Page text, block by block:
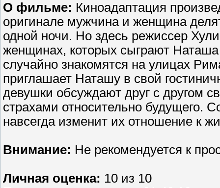
О фильме: Киноадаптация
оригинале мужчина и женщина
одной ночи. Но здесь режиссер
женщинах, которых сыграют
случайно знакомятся на улицах
приглашает Наташу в свой
девушки обсуждают друг с другом
страхами относительно будущего.
навсегда изменит их отношение к
Внимание: Не рекомендуется к
Личная оценка: 10 из 10